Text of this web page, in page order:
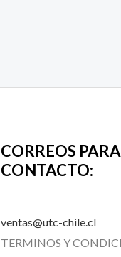
CORREOS PARA
CONTACTO:
ventas@utc-chile.cl
TERMINOS Y